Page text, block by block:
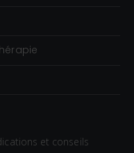
et conseils